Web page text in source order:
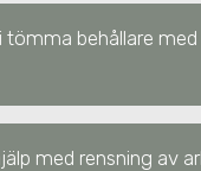
tömma behållare
med rensning av